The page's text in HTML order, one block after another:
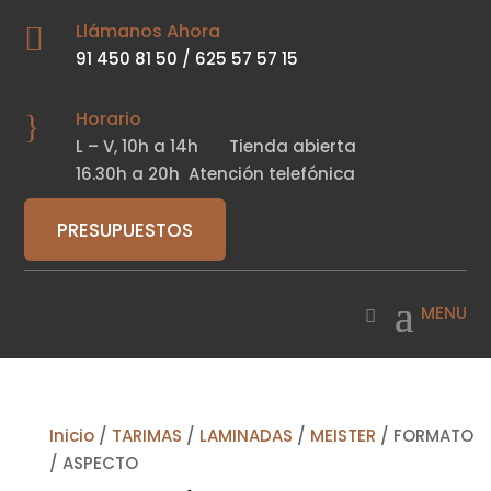
 Llámanos Ahora
91 450 81 50 / 625 57 57 15
} Horario
L – V,10h a 14h Tienda abierta
16.30h a 20hAtención telefónica
PRESUPUESTOS
Inicio/ TARIMAS / LAMINADAS / MEISTER / FORMATO
/ ASPECTO